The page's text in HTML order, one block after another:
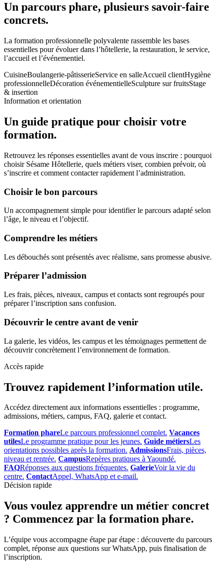
Un parcours phare, plusieurs savoir-faire
concrets.
La formation professionnelle polyvalente rassemble les bases
essentielles pour évoluer dans l’hôtellerie, la restauration, le service,
l’accueil et l’événementiel.
CuisineBoulangerie-pâtisserieService en salleAccueil clientHygiène
professionnelleDécoration événementielleSculpture sur fruitsStage
& insertion
Information et orientation
Un guide pratique pour choisir votre
formation.
Retrouvez les réponses essentielles avant de vous inscrire : pourquoi
choisir Sésame Hôtellerie, quels métiers viser, combien prévoir, où
s’inscrire et comment contacter rapidement l’administration.
Choisir le bon parcours
Un accompagnement simple pour identifier le parcours adapté selon
l’âge, le niveau et l’objectif.
Comprendre les métiers
Les débouchés sont présentés avec réalisme, sans promesse abusive.
Préparer l’admission
Les frais, pièces, niveaux, campus et contacts sont regroupés pour
préparer l’inscription sans confusion.
Découvrir le centre avant de venir
La galerie, les vidéos, les campus et les témoignages permettent de
découvrir concrètement l’environnement de formation.
Accès rapide
Trouvez rapidement l’information utile.
Accédez directement aux informations essentielles : programme,
admissions, métiers, campus, FAQ, galerie et contact.
Formation phareLe parcours professionnel complet. Vacances
utilesLe programme pratique pour les jeunes. Guide métiersLes
orientations possibles après la formation. AdmissionsFrais, pièces,
niveau et rentrée. CampusRepères pratiques à Yaoundé.
FAQRéponses aux questions fréquentes. GalerieVoir la vie du
centre. ContactAppel, WhatsApp et e-mail.
Décision rapide
Vous voulez apprendre un métier concret
? Commencez par la formation phare.
L’équipe vous accompagne étape par étape : découverte du parcours
complet, réponse aux questions sur WhatsApp, puis finalisation de
l’inscription.